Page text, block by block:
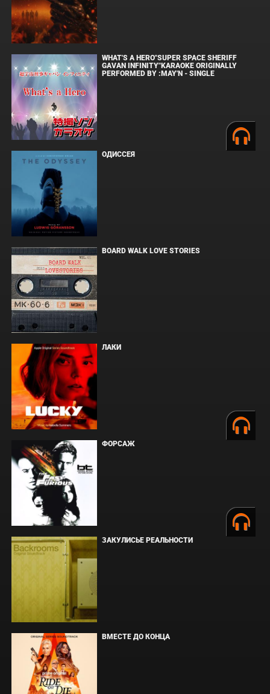
WHAT'S A HERO"SUPER SPACE SHERIFF
GAVAN INFINITY"KARAOKE ORIGINALLY
PERFORMED BY :MAY'N - SINGLE
ОДИССЕЯ
BOARD WALK LOVE STORIES
ЛАКИ
ФОРСАЖ
ЗАКУЛИСЬЕ РЕАЛЬНОСТИ
ВМЕСТЕ ДО КОНЦА